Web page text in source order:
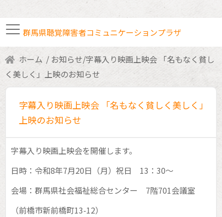
群馬県聴覚障害者コミュニケーションプラザ
手話通訳者・要約筆記者
各種研修・講座案内
ボランティア室利用
交通アクセス
ホーム お知らせ/字幕入り映画上映会 「名もなく貧し
く美しく」上映のお知らせ
字幕入り映画上映会 「名もなく貧しく美しく」
上映のお知らせ
字幕入り映画上映会を開催します。
日時：令和8年7月20日（月）祝日 13：30～
会場：群馬県社会福祉総合センター 7階701会議室
（前橋市新前橋町13-12）